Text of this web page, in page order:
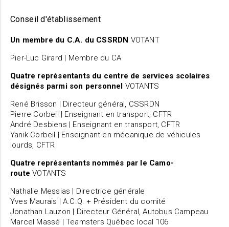
Conseil d'établissement
Un membre du C.A. du CSSRDN VOTANT
Pier-Luc Girard | Membre du CA
Quatre représentants du centre de services scolaires
désignés parmi son personnel VOTANTS
René Brisson | Directeur général, CSSRDN
Pierre Corbeil | Enseignant en transport, CFTR
André Desbiens | Enseignant en transport, CFTR
Yanik Corbeil | Enseignant en mécanique de véhicules
lourds, CFTR
Quatre représentants nommés par le Camo-
route VOTANTS
Nathalie Messias | Directrice générale
Yves Maurais | A.C.Q. + Président du comité
Jonathan Lauzon | Directeur Général, Autobus Campeau
Marcel Massé | Teamsters Québec local 106